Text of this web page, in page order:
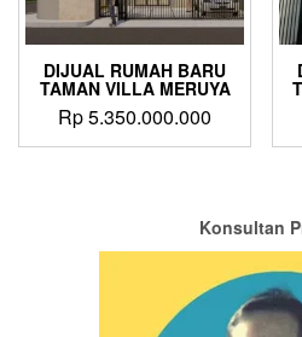
DIJUAL RUMAH BARU
TAMAN VILLA MERUYA
Rp5.350.000.000
Konsultan